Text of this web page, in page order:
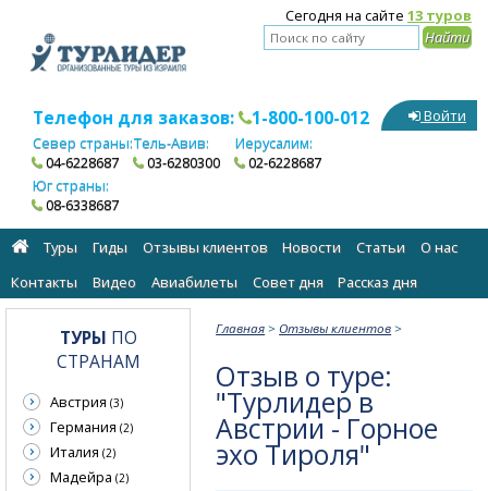
Сегодня на сайте 13 туров
Телефон для заказов: 1-800-100-012
Север страны:
04-6228687
Тель-Авив:
03-6280300
Иерусалим:
02-6228687
Юг страны:
08-6338687
Войти
Туры Гиды Отзывы клиентов Новости Статьи
О нас
Контакты
Видео Авиабилеты Cовет дня Рассказ дня
Главная > Отзывы клиентов >
Отзыв о туре:
"Турлидер в
Австрии - Горное
эхо Тироля"
ТУРЫ ПО
СТРАНАМ
Австрия (3)
Германия (2)
Италия (2)
Мадейра (2)